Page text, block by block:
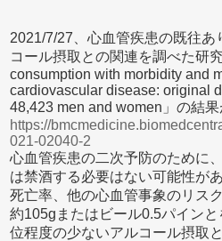
2021/7/27、心血管疾患の既往
コール摂取との関連を調べた研
consumption with morbidity and
cardiovascular disease: original
48,423 men and women」の結果
https://
021-02040-2
心血管疾患の二次予防のために
は禁酒する必要はない可能性が
死亡率、他の心血管事象のリス
約105gまたはビール0.5パイン
位程度の少ないアルコール摂取